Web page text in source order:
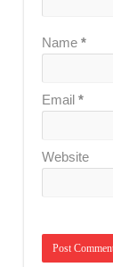
Name *
Email *
Website